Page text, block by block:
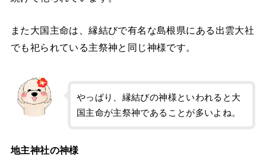
また大国主命は、縁結びで有名な島根県にある出雲大社
でも祀られている主祭神と同じ神様です。
やっぱり、縁結びの神様といわれると大
国主命が主祭神であることが多いよね。
地主神社の神様